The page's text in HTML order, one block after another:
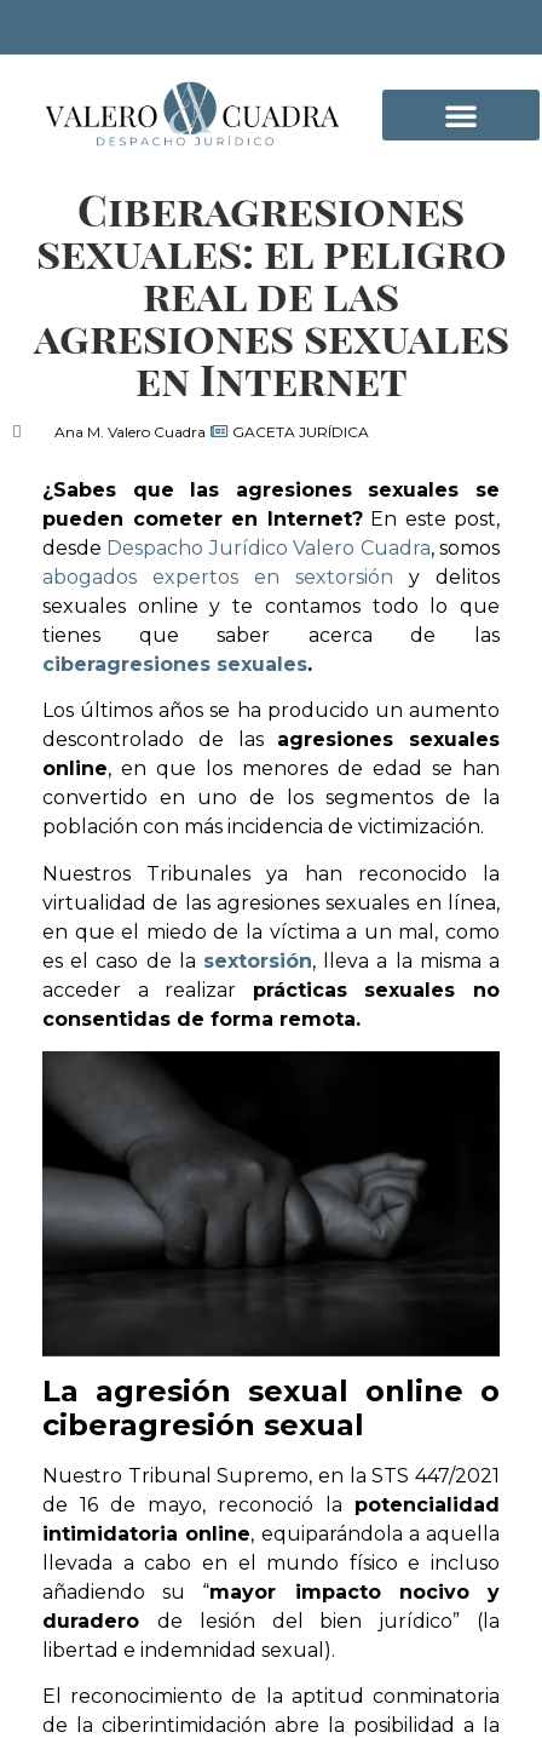
Ciberagresiones
sexuales: el peligro
real de las
agresiones sexuales
en Internet
Ana M. Valero Cuadra GACETA JURÍDICA
¿Sabes que las agresiones sexuales se
pueden cometer en Internet?En este post,
desde Despacho Jurídico Valero Cuadra, somos
abogados expertos en sextorsión y delitos
sexuales online y te contamos todo lo que
tienes que saber acerca de las
ciberagresiones sexuales.
Los últimos años se ha producido un aumento
descontrolado de las agresiones sexuales
online, en que los menores de edad se han
convertido en uno de los segmentos de la
población con más incidencia de victimización.
Nuestros Tribunales ya han reconocido la
virtualidad de las agresiones sexuales en línea,
en que el miedo de la víctima a un mal, como
es el caso de la sextorsión, lleva a la misma a
acceder a realizar prácticas sexuales no
consentidas de forma remota.
La agresión sexual online o
ciberagresión sexual
Nuestro Tribunal Supremo, en la STS 447/2021
de 16 de mayo, reconoció la potencialidad
intimidatoria online, equiparándola a aquella
llevada a cabo en el mundo físico e incluso
añadiendo su “mayor impacto nocivo y
duradero de lesión del bien jurídico” (la
libertad e indemnidad sexual).
El reconocimiento de la aptitud conminatoria
de la ciberintimidación abre la posibilidad a la